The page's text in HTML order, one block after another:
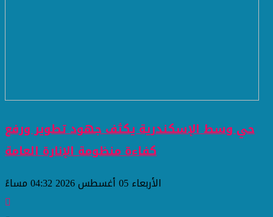
حي وسط الإسكندرية يكثف جهود تطوير ورفع
كفاءة منظومة الإنارة العامة
الأربعاء 05 أغسطس 2026 04:32 مساءً